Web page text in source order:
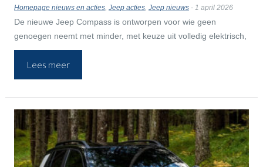
Homepage nieuws en acties, Jeep acties, Jeep nieuws- 1 april 2026
De nieuwe Jeep Compass is ontworpen voor wie geen
genoegen neemt met minder, met keuze uit volledig elektrisch,
plug-in hybride of hybride. Profiteer nu van een voordeel tot €
3.000 en ervaar zelf het verschil.
Lees meer